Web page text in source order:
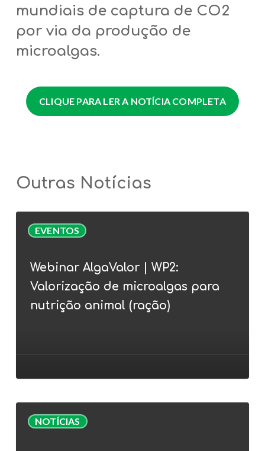
mundiais de captura de CO2
por via da produção de
microalgas.
CLIQUE PARA LER A NOTÍCIA COMPLETA
Outras Notícias
EVENTOS
AlgaValor
WP2:
Valorização
nutrição
animal
Webinar AlgaValor | WP2:
Valorização de microalgas para
nutrição animal (ração)
NOTÍCIAS
Guerra